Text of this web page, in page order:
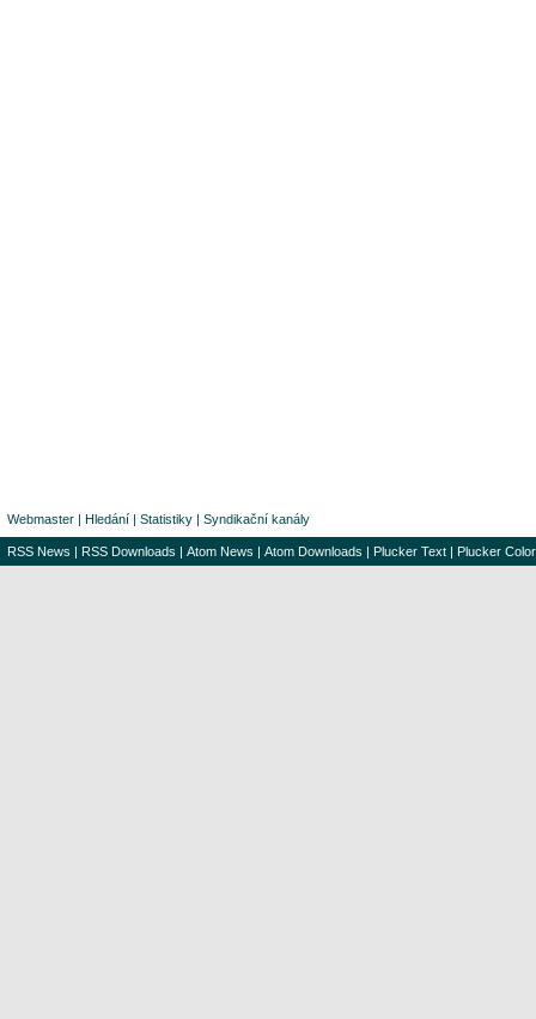
Webmaster | Hledání | Statistiky | Syndikační kanály
RSS News | RSS Downloads | Atom News | Atom Downloads | Plucker Text | Plucker Color